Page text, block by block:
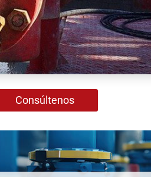
Consúltenos